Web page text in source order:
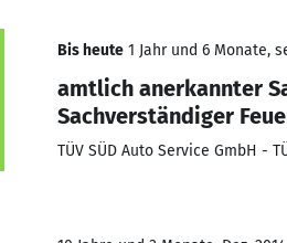
Bis heute 1 Jahr und 6 Monate,
amtlich anerkannter
Sachverständiger
TÜV SÜD Auto Service GmbH -